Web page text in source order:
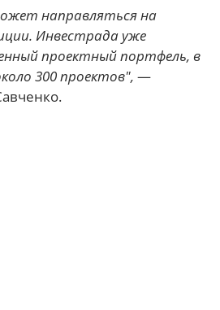
направляться на
Инвестрада уже
проектный портфель, в
300 проектов", —